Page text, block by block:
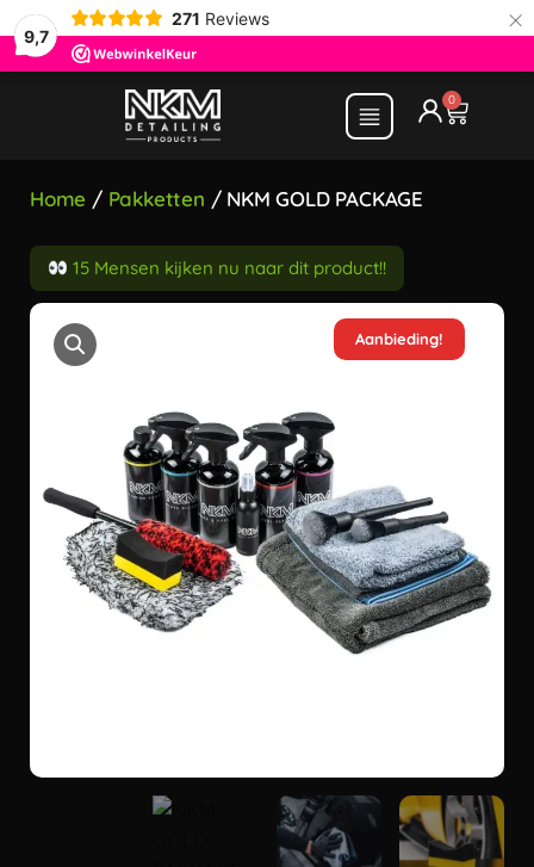
9,7
271 Reviews ×
0
Home / Pakketten / NKM GOLD PACKAGE
15 Mensen kijken nu naar dit product!!
Aanbieding!